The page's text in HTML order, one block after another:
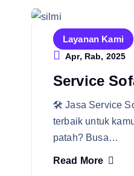
Layanan Kami
Apr, Rab, 2025
Service
🛠️ Jasa Service
terbaik untuk
patah? Busa…
Read More